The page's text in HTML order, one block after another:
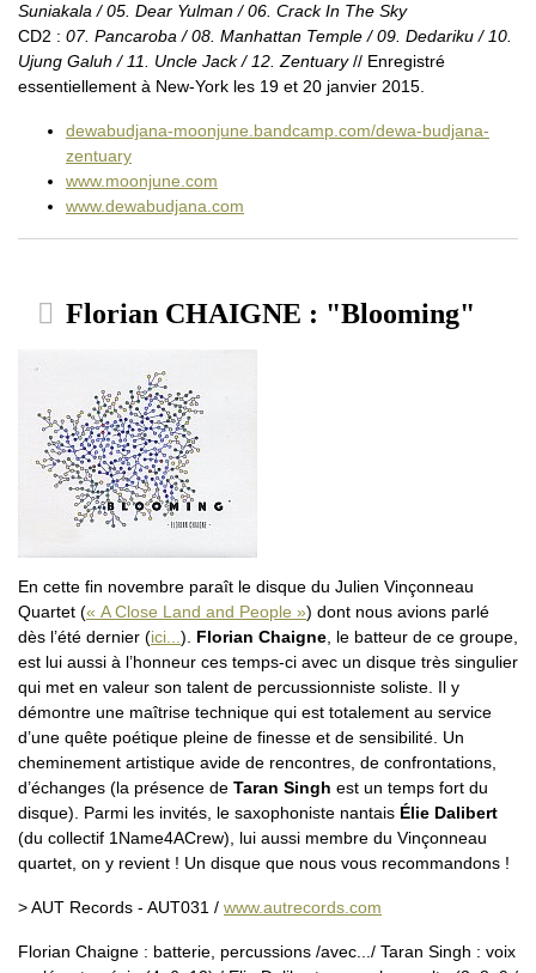
Suniakala / 05. Dear Yulman / 06. Crack In The Sky
CD2 : 07. Pancaroba / 08. Manhattan Temple / 09. Dedariku / 10.
Ujung Galuh / 11. Uncle Jack / 12. Zentuary// Enregistré
essentiellement à New-York les 19 et 20 janvier 2015.
dewabudjana-moonjune.bandcamp.com/dewa-budjana-
zentuary
www.moonjune.com
www.dewabudjana.com
Florian CHAIGNE : "Blooming"
En cette fin novembre paraît le disque du Julien Vinçonneau
Quartet (« A Close Land and People ») dont nous avions parlé
dès l’été dernier (ici...). Florian Chaigne, le batteur de ce groupe,
est lui aussi à l’honneur ces temps-ci avec un disque très singulier
qui met en valeur son talent de percussionniste soliste. Il y
démontre une maîtrise technique qui est totalement au service
d’une quête poétique pleine de finesse et de sensibilité. Un
cheminement artistique avide de rencontres, de confrontations,
d’échanges (la présence de Taran Singh est un temps fort du
disque). Parmi les invités, le saxophoniste nantais Élie Dalibert
(du collectif 1Name4ACrew), lui aussi membre du Vinçonneau
quartet, on y revient ! Un disque que nous vous recommandons !
> AUT Records - AUT031 / www.autrecords.com
Florian Chaigne : batterie, percussions /avec.../ Taran Singh : voix